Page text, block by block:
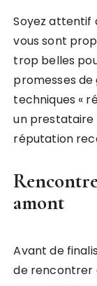
Soyez attentif
vous sont
trop belles
promesses de
techniques «
un prestataire
réputation
amont
Avant de
de rencontrer